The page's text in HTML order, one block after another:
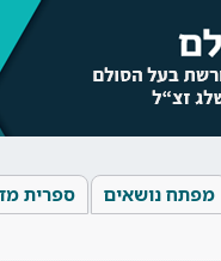
מפתח נושאים ספרית